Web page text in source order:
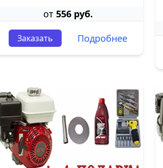
от 556 руб.
Заказать Подробнее